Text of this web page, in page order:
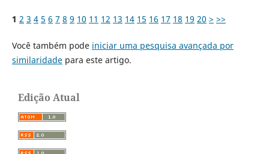
1 2 3 4 5 6 7 8 9 10 11 12 13 14 15 16 17 18 19 20 > >>
Você também pode iniciar uma pesquisa avançada por
similaridadepara este artigo.
Edição Atual